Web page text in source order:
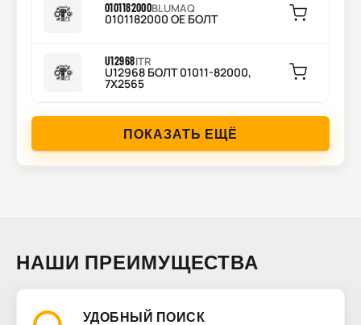
0101182000BLUMAQ
0101182000 OE БОЛТ
U12968ITR
U12968 БОЛТ 01011-82000,
7X2565
ПОКАЗАТЬ ЕЩЁ
НАШИ ПРЕИМУЩЕСТВА
УДОБНЫЙ ПОИСК